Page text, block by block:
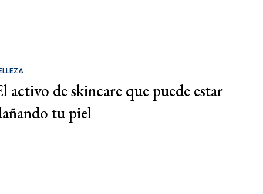
activo de skincare que puede estar
tu piel